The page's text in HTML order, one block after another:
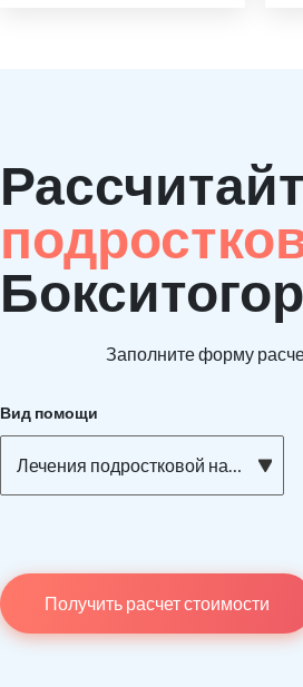
Заполните форму
Вид помощи
Лечения подростковой наркомании
Получить расчет стоимости